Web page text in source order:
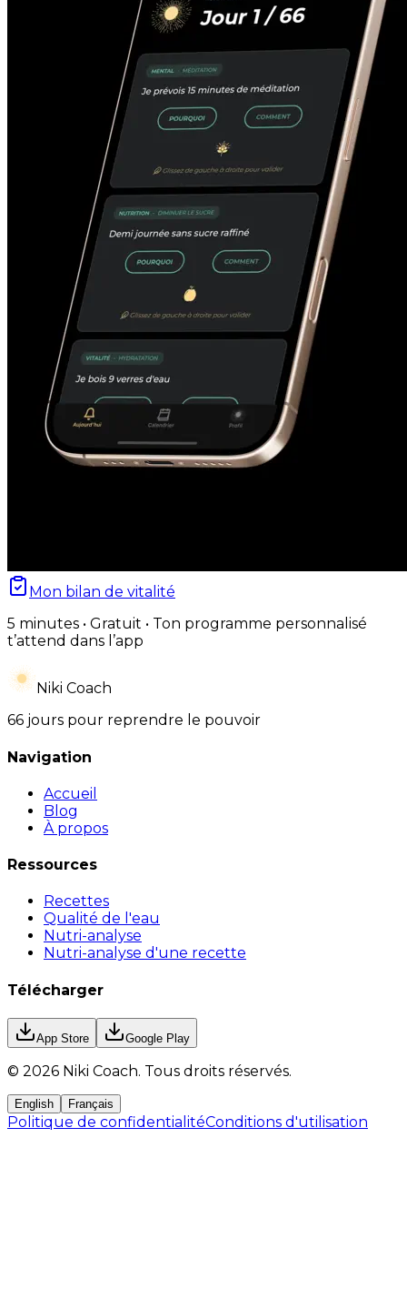
Mon bilan de vitalité
5 minutes • Gratuit • Ton programme personnalisé
t’attend dans l’app
Niki Coach
66 jours pour reprendre le pouvoir
Navigation
Accueil
Blog
À propos
Ressources
Recettes
Qualité de l'eau
Nutri-analyse
Nutri-analyse d'une recette
Télécharger
App Store Google Play
© 2026 Niki Coach. Tous droits réservés.
English Français
Politique de confidentialitéConditions d'utilisation